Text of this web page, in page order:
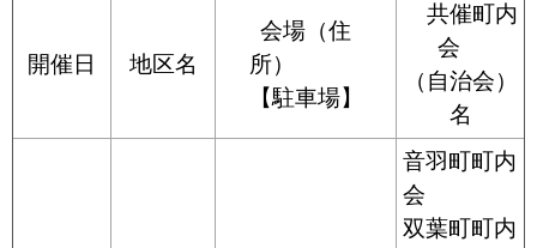
開催日 地区名
会場（住
所）
【駐車場】
共催町内
会
（自治会）
名
音羽町町内
会
双葉町町内